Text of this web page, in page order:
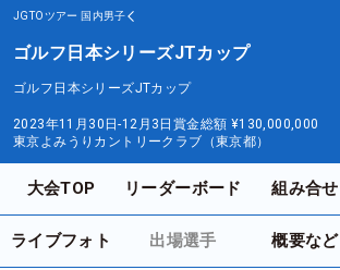
JGTOツアー 国内男子
ゴルフ日本シリーズJTカップ
ゴルフ日本シリーズJTカップ
2023年11月30日-12月3日 賞金総額 ¥130,000,000
東京よみうりカントリークラブ（東京都）
大会TOP リーダーボード 組み合せ
ライブフォト 出場選手 概要など